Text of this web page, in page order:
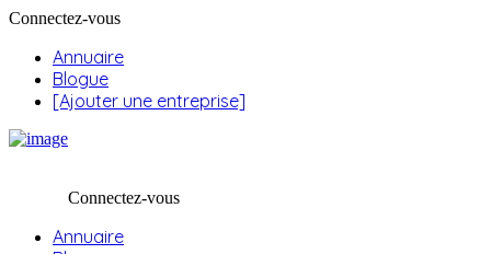
Connectez-vous
Annuaire
Blogue
[Ajouter une entreprise]
Connectez-vous
Annuaire